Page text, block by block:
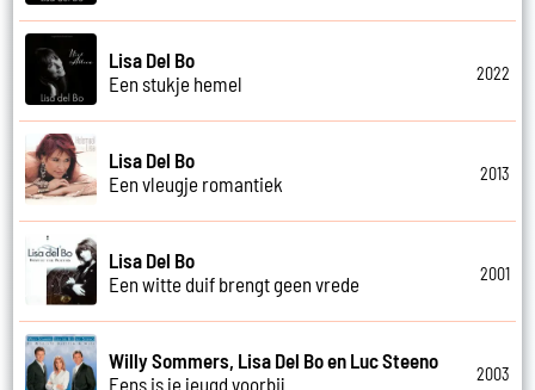
Lisa Del Bo
Een stukje hemel
2022
Lisa Del Bo
Een vleugje romantiek
2013
Lisa Del Bo
Een witte duif brengt geen vrede
2001
Willy Sommers, Lisa Del Bo en Luc Steeno
Eens is je jeugd voorbij
2003